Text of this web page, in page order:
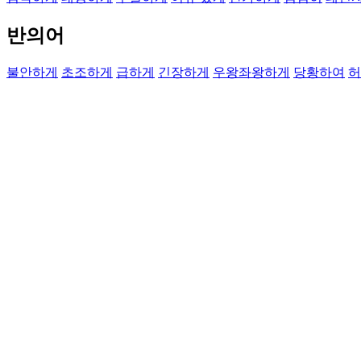
반의어
불안하게 초조하게 급하게 긴장하게 우왕좌왕하게 당황하여